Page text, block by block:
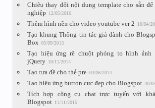
Chiêu thay đổi nội dung template cho sẵn
nghiệp
12/05/2016
Thêm hình nền cho video youtube ver 2 10/04/
Tạo khung Thông tin tác giả dành cho
Box 05/09/2013
Tạo hiệu ứng rê chuột phóng to hình ảnh
jQuery 10/11/2014
Tạo tựa đề cho thẻ pre 03/06/2014
Tạo hiệu ứng button cực đẹp cho Blogspot 30/
Tích hợp công cụ chat trực tuyến với
Blogspot 11/11/2015